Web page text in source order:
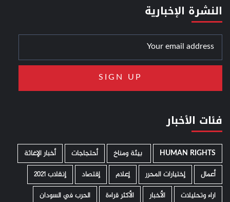
النشرة الإخبارية
فئات الأخبار
HUMAN RIGHTS ­ بيئة ومناخ أحتجاجات
أخبار الإغاثة
أعمال
إختيارات المحرر إعلام إقتصاد
إنقلاب 2021
اراء وتحليلات
الأخبار الأكثر قراءة
الحرب في السودان